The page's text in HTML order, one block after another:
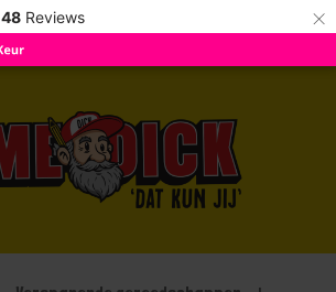
48 Reviews ×